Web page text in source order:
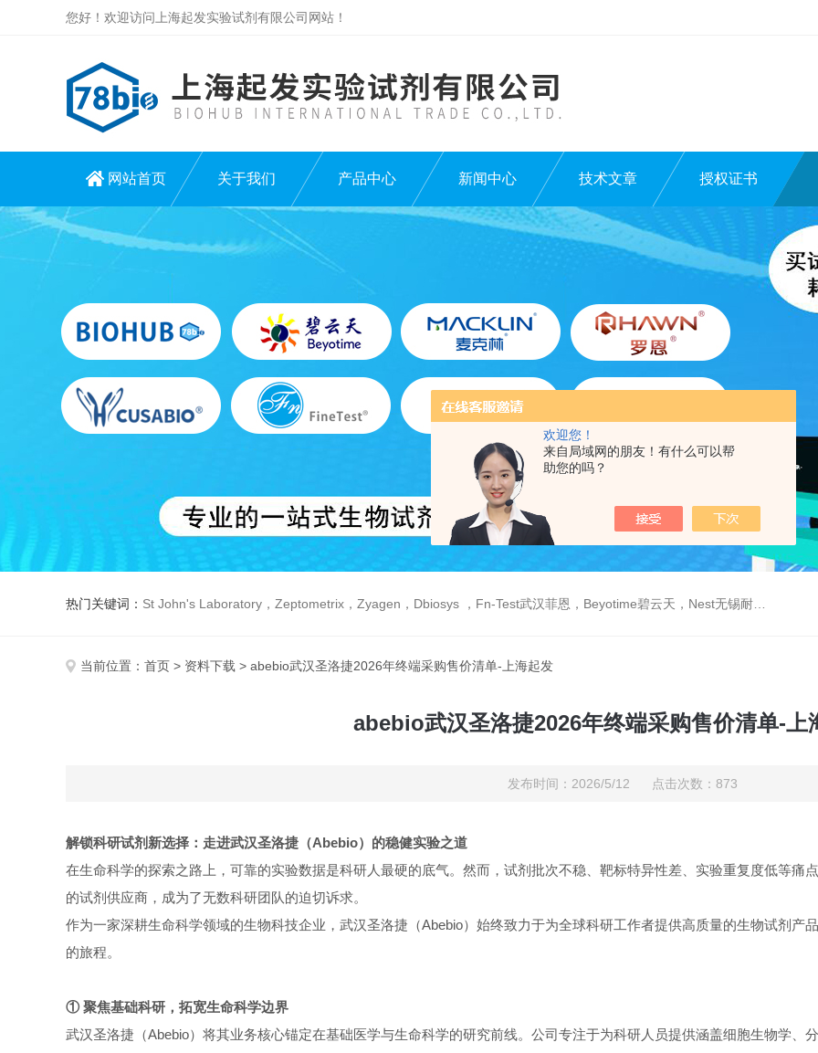
欢迎您！
来自局域网的朋友！有什么可以帮
助您的吗？
您好！欢迎访问上海起发实验试剂有限公司网站！
网站首页 关于我们 产品中心 新闻中心 技术文章 授权证书
热门关键词： St John's Laboratory，Zeptometrix，Zyagen，Dbiosys ，Fn-Test武汉菲恩，Beyotime碧云天，Nest无锡耐思，Elabscience伊莱瑞特，Macklin麦克林生物，Cobioer科佰生物
当前位置： 首页 > 资料下载 > abebio武汉圣洛捷2026年终端采购售价清单-上海起发
abebio武汉圣洛捷2026年终端采购售价清单-上
发布时间：2026/5/12 点击次数：873
解锁科研试剂新选择：走进武汉圣洛捷（Abebio）的稳健实验之道
在生命科学的探索之路上，可靠的实验数据是科研人最硬的底气。然而，试剂批次不稳、靶标特异性差、实验重复度低等痛
的试剂供应商，成为了无数科研团队的迫切诉求。
作为一家深耕生命科学领域的生物科技企业，武汉圣洛捷（Abebio）始终致力于为全球科研工作者提供高质量的生物试剂产
的旅程。
① 聚焦基础科研，拓宽生命科学边界
武汉圣洛捷（Abebio）将其业务核心锚定在基础医学与生命科学的研究前线。公司专注于为科研人员提供涵盖细胞生物学、